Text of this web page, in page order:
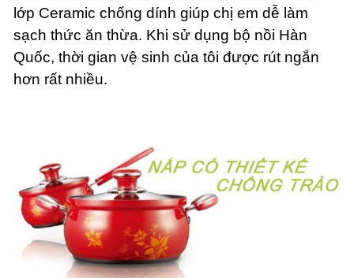
lớp Ceramic chống dính giúp chị em dễ làm
sạch thức ăn thừa. Khi sử dụng bộ nồi Hàn
Quốc, thời gian vệ sinh của tôi được rút ngắn
hơn rất nhiều.